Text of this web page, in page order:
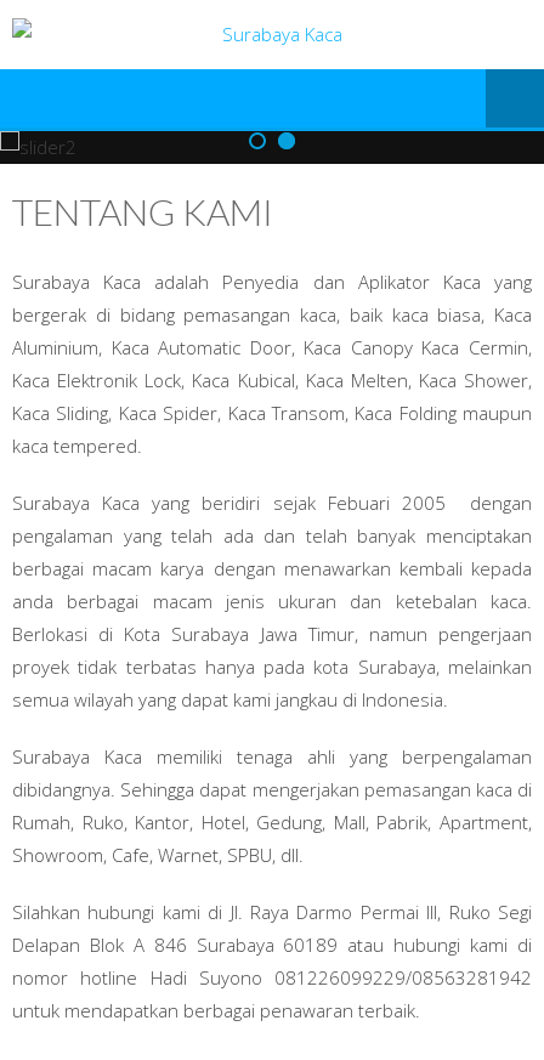
TENTANG KAMI
Surabaya Kaca adalah Penyedia dan Aplikator Kaca yang
bergerak di bidang pemasangan kaca, baik kaca biasa, Kaca
Aluminium, Kaca Automatic Door, Kaca Canopy Kaca Cermin,
Kaca Elektronik Lock, Kaca Kubical, Kaca Melten, Kaca Shower,
Kaca Sliding, Kaca Spider, Kaca Transom, Kaca Folding maupun
kaca tempered.
Surabaya Kaca yang beridiri sejak Febuari 2005 dengan
pengalaman yang telah ada dan telah banyak menciptakan
berbagai macam karya dengan menawarkan kembali kepada
anda berbagai macam jenis ukuran dan ketebalan kaca.
Berlokasi di Kota Surabaya Jawa Timur, namun pengerjaan
proyek tidak terbatas hanya pada kota Surabaya, melainkan
semua wilayah yang dapat kami jangkau di Indonesia.
Surabaya Kaca memiliki tenaga ahli yang berpengalaman
dibidangnya. Sehingga dapat mengerjakan pemasangan kaca di
Rumah, Ruko, Kantor, Hotel, Gedung, Mall, Pabrik, Apartment,
Showroom, Cafe, Warnet, SPBU, dll.
Silahkan hubungi kami di Jl. Raya Darmo Permai III, Ruko Segi
Delapan Blok A 846 Surabaya 60189 atau hubungi kami di
nomor hotline Hadi Suyono 081226099229/08563281942
untuk mendapatkan berbagai penawaran terbaik.